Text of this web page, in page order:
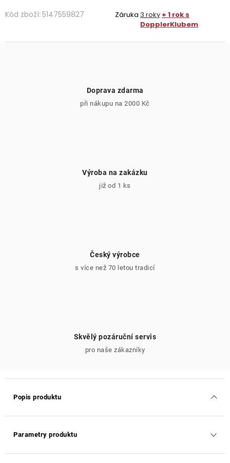
Kód zboží: 5147559827 Záruka 3 roky + 1 rok s
DopplerKlubem
Doprava zdarma
při nákupu na 2000 Kč
Výroba na zakázku
již od 1 ks
Český výrobce
s více než 70 letou tradicí
Skvělý pozáruční servis
pro naše zákazníky
Popis produktu
Parametry produktu